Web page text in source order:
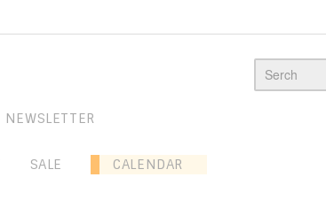
NEWSLETTER
SALE CALENDAR